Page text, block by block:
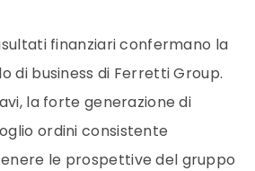
finanziari confermano la
di business di Ferretti Group.
la forte generazione di
ordini consistente
le prospettive del gruppo